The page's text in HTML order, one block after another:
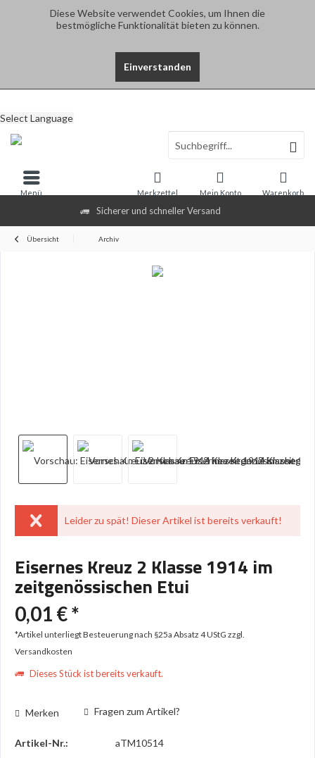
Diese Website verwendet Cookies, um Ihnen die
bestmögliche Funktionalität bieten zu können.
Einverstanden
Sicherer und schneller Versand
Select Language
Warenkorb
Merkzettel Mein Konto
Menü
Übersicht Archiv
Leider zu spät! Dieser Artikel ist bereits verkauft!
Eisernes Kreuz 2 Klasse 1914 im
zeitgenössischen Etui
0,01 € *
*Artikel unterliegt Besteuerung nach §25a Absatz 4 UStG zzgl.
Versandkosten
Dieses Stück ist bereits verkauft.
Merken Fragen zum Artikel?
Artikel-Nr.: aTM10514